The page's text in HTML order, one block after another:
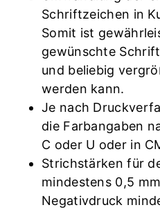
Schriftzeichen in
Somit ist
gewünschte
und beliebig
werden kann.
Je nach
die Farbangaben
C oder U oder in
Strichstärken für
mindestens 0,5
Negativdruck